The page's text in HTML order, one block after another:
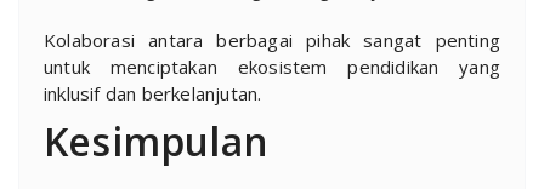
Kolaborasi antara berbagai pihak sangat penting
untuk menciptakan ekosistem pendidikan yang
inklusif dan berkelanjutan.
Kesimpulan